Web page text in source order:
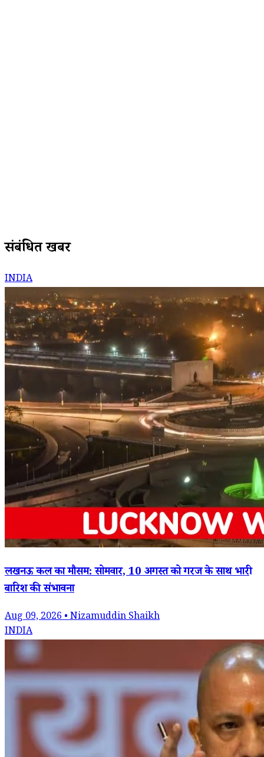
संबंधित खबरें
INDIA
लखनऊ कल का मौसम: सोमवार, 10 अगस्त को गरज के साथ भारी
बारिश की संभावना
Aug 09, 2026 • Nizamuddin Shaikh
INDIA